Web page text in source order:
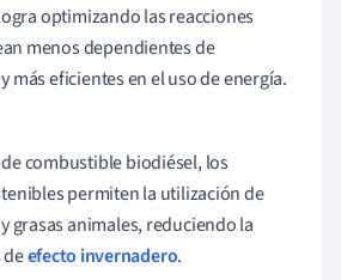
optimizando las reacciones
menos dependientes de
más eficientes en el uso de energía.
combustible biodiésel, los
permiten la utilización de
grasas animales, reduciendo la
deefecto invernadero.